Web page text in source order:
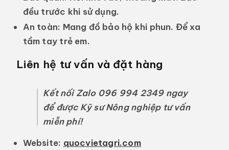
đều trước khi sử dụng.
An toàn: Mang đồ bảo hộ khi phun. Để xa
tầm tay trẻ em.
Liên hệ tư vấn và đặt hàng
Kết nối Zalo 096 994 2349 ngay
để được Kỹ sư Nông nghiệp tư vấn
miễn phí!
Website: quocvietagri.com